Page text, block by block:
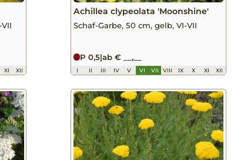
XI XII
Achillea clypeolata 'Moonshine'
Schaf-Garbe, 50 cm, gelb, VI-VII
P 0,5|ab € __,__
I II III IV V VI VII VIII IX X XI XII